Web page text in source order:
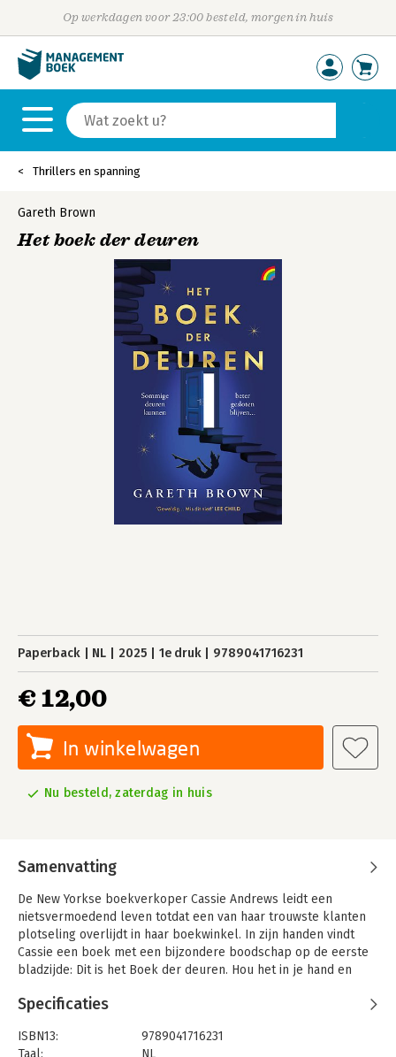
Op werkdagen voor 23:00 besteld, morgen in huis
Thrillers en spanning
Gareth Brown
Het boek der deuren
Paperback NL 2025 1e druk 9789041716231
€ 12,00
In winkelwagen
Nu besteld, zaterdag in huis
Samenvatting
De New Yorkse boekverkoper Cassie Andrews leidt een
nietsvermoedend leven totdat een van haar trouwste klanten
plotseling overlijdt in haar boekwinkel. In zijn handen vindt
Cassie een boek met een bijzondere boodschap op de eerste
bladzijde: Dit is het Boek der deuren. Hou het in je hand en
slaapkamerdeur naar Venetië en weer terug in een oogwenk.
Cassie dan nog niet weet is dat er andere magische boeken
Specificaties
ISBN13:
9789041716231
Taal:
NL